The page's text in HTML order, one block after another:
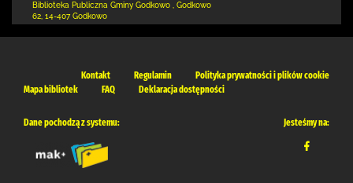
Biblioteka Publiczna Gminy Godkowo
Godkowo
62 14-407 Godkowo
Kontakt Regulamin
Polityka prywatności i plików cookie
Mapa bibliotek
FAQ Deklaracja dostępności
Dane pochodzą z systemu: Jesteśmy na: